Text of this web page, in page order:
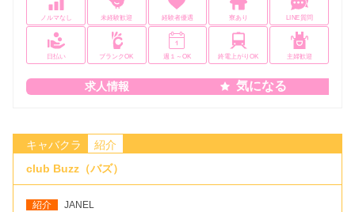
ノルマなし 未経験歓迎 経験者優遇 寮あり LINE質問
日払い ブランクOK 週１～OK 終電上がりOK 主婦歓迎
求人情報 気になる
キャバクラ
紹介
club Buzz（バズ）
紹介 JANEL